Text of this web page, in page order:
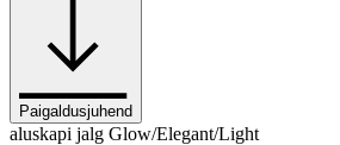
Paigaldusjuhend
aluskapi jalg Glow/Elegant/Light